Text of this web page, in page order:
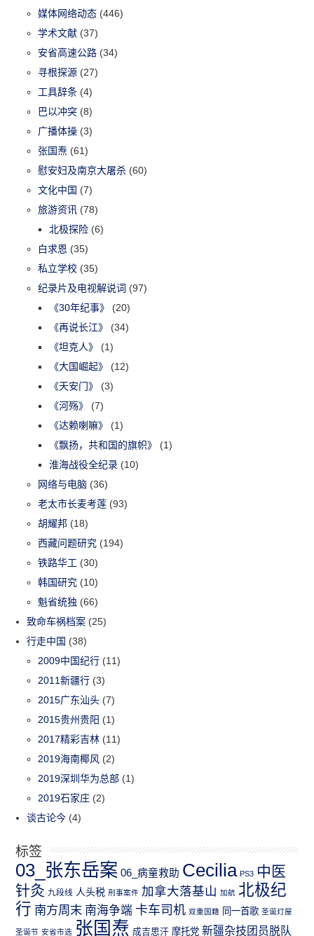
媒体网络动态 (446)
学术文献 (37)
安省高速公路 (34)
寻根探源 (27)
工具辞条 (4)
巴以冲突 (8)
广播体操 (3)
张国焘 (61)
慰安妇及南京大屠杀 (60)
文化中国 (7)
旅游资讯 (78)
北极探险 (6)
白求恩 (35)
私立学校 (35)
纪录片及电视解说词 (97)
《30年纪事》
(20)
《再说长江》
(34)
《坦克人》
(1)
《大国崛起》
(12)
《天安门》
(3)
《河殇》
(7)
《达赖喇嘛》
(1)
《飘扬，共和国的旗帜》
(1)
淮海战役全纪录 (10)
网络与电脑 (36)
老太市长麦考莲 (93)
胡耀邦 (18)
西藏问题研究 (194)
铁路华工 (30)
韩国研究 (10)
魁省统独 (66)
致命车祸档案 (25)
行走中国 (38)
2009中国纪行 (11)
2011新疆行 (3)
2015广东汕头 (7)
2015贵州贵阳 (1)
2017精彩吉林 (11)
2019海南椰风 (2)
2019深圳华为总部 (1)
2019石家庄 (2)
谈古论今 (4)
标签
03_张东岳案 06_病童救助 Cecilia PS3 中医
针灸 九段线 人头税 刑事案件 加拿大落基山 加航 北极纪
行 南方周末 南海争端 卡车司机 双重国籍 同一首歌 圣诞灯屋
圣诞节 安省市选 张国焘 成吉思汗 摩托党 新疆杂技团员脱队